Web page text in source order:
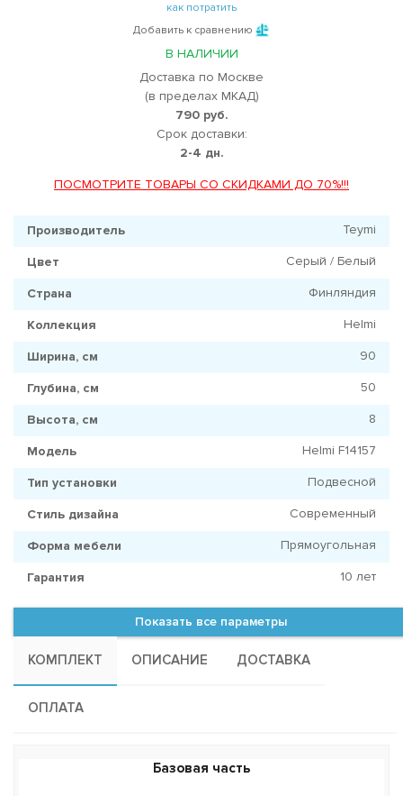
как потратить
Добавить к сравнению
В НАЛИЧИИ
Доставка по Москве
(в пределах МКАД)
790 руб.
Срок доставки:
2-4 дн.
ПОСМОТРИТЕ ТОВАРЫ СО СКИДКАМИ ДО 70%!!!
Производитель Teymi
Цвет Серый / Белый
Страна Финляндия
Коллекция Helmi
Ширина, см 90
Глубина, см 50
Высота, см 8
Модель Helmi F14157
Тип установки Подвесной
Стиль дизайна Современный
Форма мебели Прямоугольная
Гарантия 10 лет
Показать все параметры
КОМПЛЕКТ ОПИСАНИЕ ДОСТАВКА
ОПЛАТА
Базовая часть